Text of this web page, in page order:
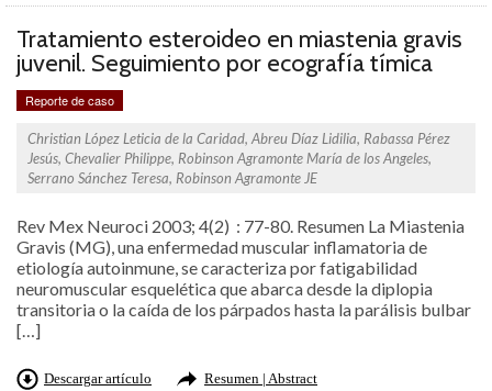
Tratamiento esteroideo en miastenia gravis
juvenil. Seguimiento por ecografía tímica
Reporte de caso
Christian López Leticia de la Caridad, Abreu Díaz Lidilia, Rabassa Pérez
Jesús, Chevalier Philippe, Robinson Agramonte María de los Angeles,
Serrano Sánchez Teresa, Robinson Agramonte JE
Rev Mex Neuroci 2003; 4(2) : 77-80. Resumen La Miastenia
Gravis (MG), una enfermedad muscular inflamatoria de
etiología autoinmune, se caracteriza por fatigabilidad
neuromuscular esquelética que abarca desde la diplopia
transitoria o la caída de los párpados hasta la parálisis bulbar
[…]
Descargar artículo Resumen | Abstract